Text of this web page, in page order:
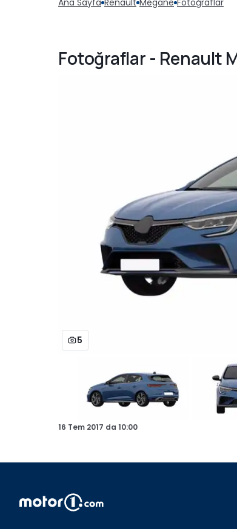
Ana Sayfa Renault Megane Fotoğraflar
Fotoğraflar - Renault
5
16 Tem 2017 da 10:00